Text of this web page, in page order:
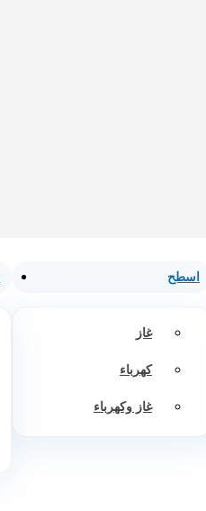
اسطح
غاز
كهرباء
غاز وكهرباء